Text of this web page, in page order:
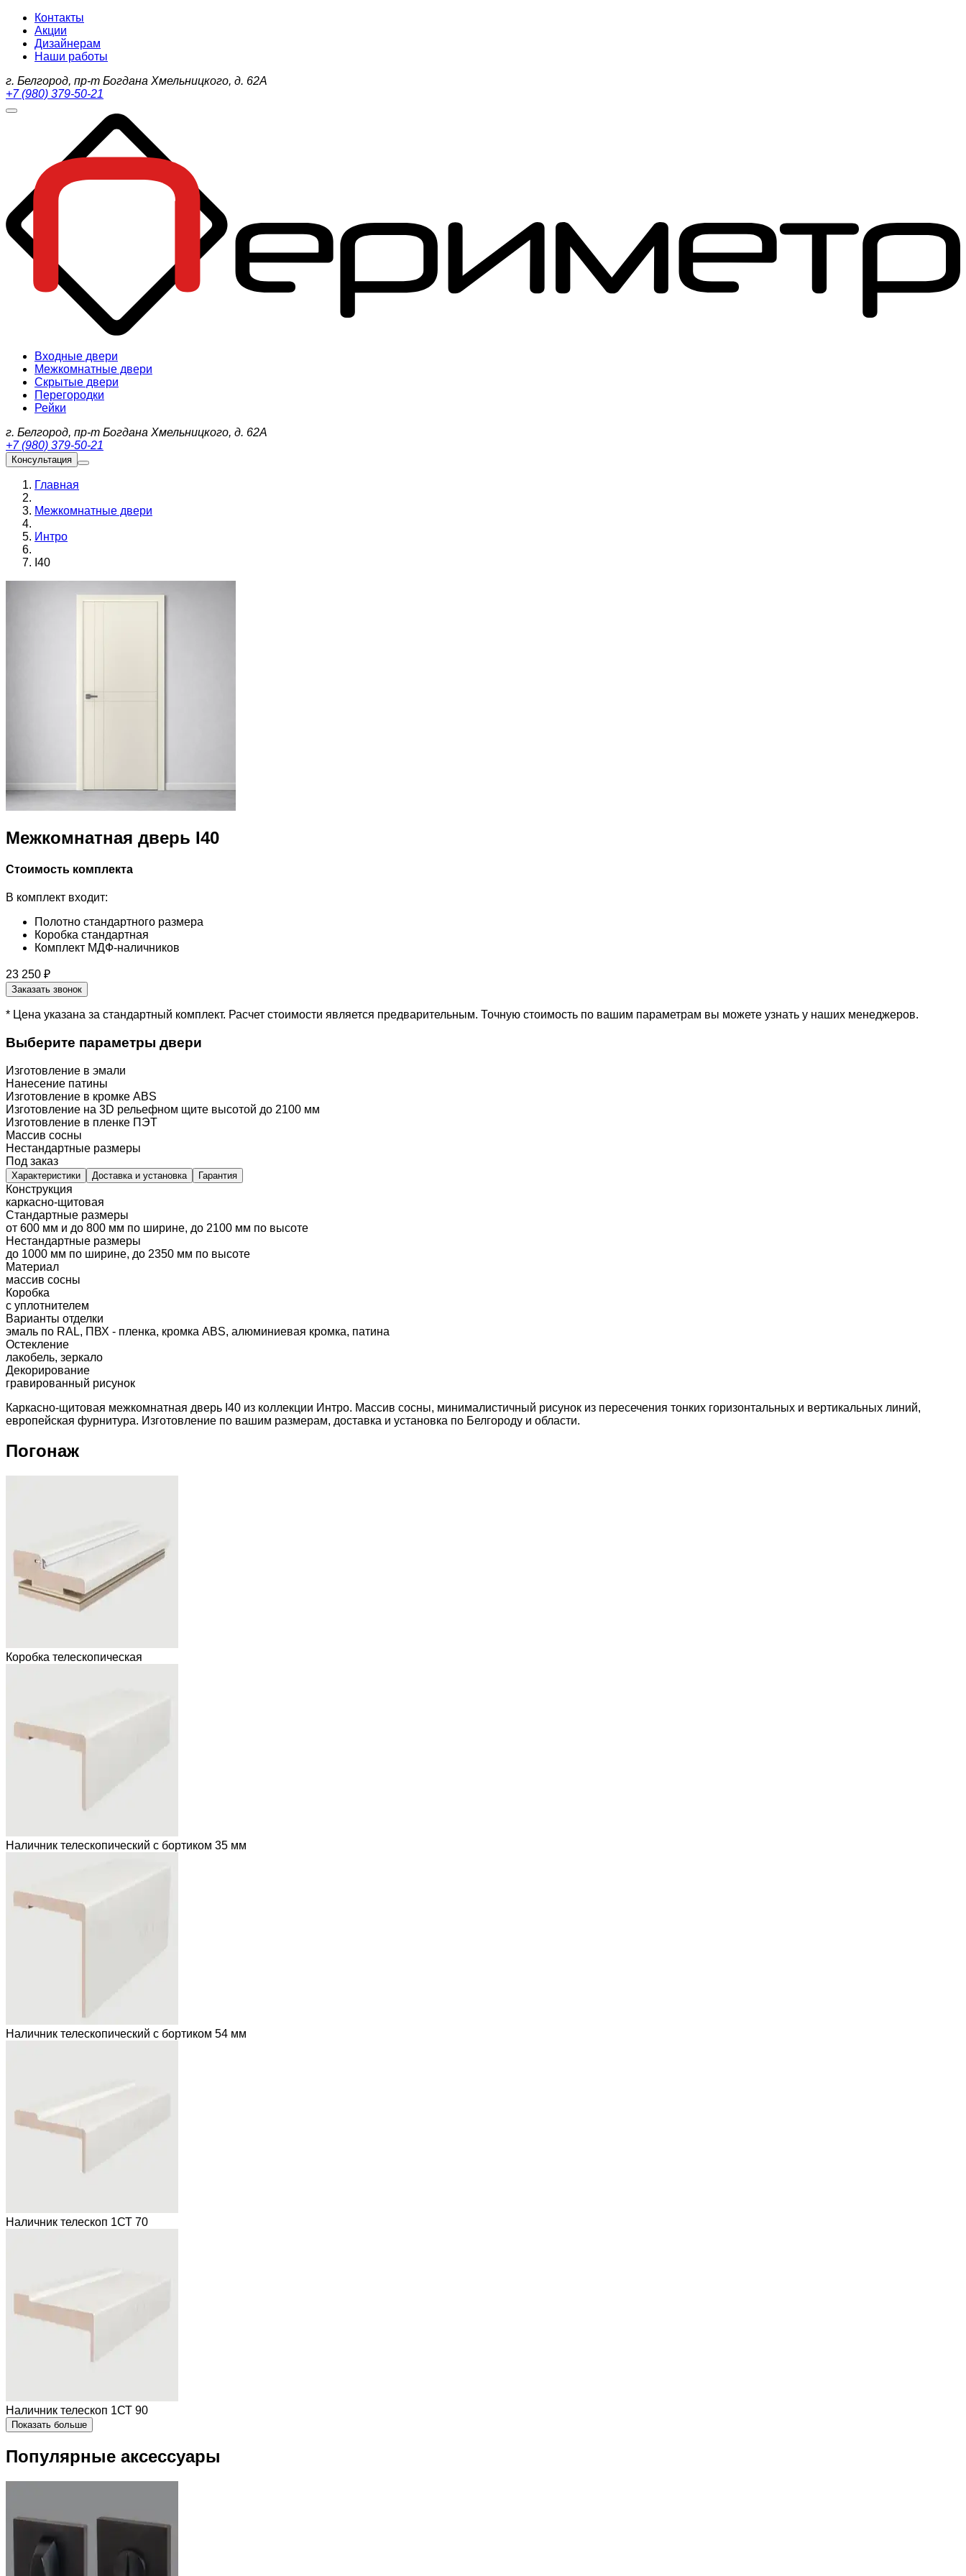
Контакты
Акции
Дизайнерам
Наши работы
г. Белгород, пр-т Богдана Хмельницкого, д. 62А
+7 (980) 379-50-21
Входные двери
Межкомнатные двери
Скрытые двери
Перегородки
Рейки
г. Белгород, пр-т Богдана Хмельницкого, д. 62А
+7 (980) 379-50-21
Консультация
Главная
Межкомнатные двери
Интро
I40
Межкомнатная дверь I40
Стоимость комплекта
В комплект входит:
Полотно стандартного размера
Коробка стандартная
Комплект МДФ-наличников
23 250 ₽
Заказать звонок
* Цена указана за стандартный комплект. Расчет стоимости является предварительным. Точную стоимость по вашим параметрам вы можете узнать у наших менеджеров.
Выберите параметры двери
Изготовление в эмали
Нанесение патины
Изготовление в кромке ABS
Изготовление на 3D рельефном щите высотой до 2100 мм
Изготовление в пленке ПЭТ
Массив сосны
Нестандартные размеры
Под заказ
Характеристики Доставка и установка Гарантия
Конструкция
каркасно-щитовая
Стандартные размеры
от 600 мм и до 800 мм по ширине, до 2100 мм по высоте
Нестандартные размеры
до 1000 мм по ширине, до 2350 мм по высоте
Материал
массив сосны
Коробка
с уплотнителем
Варианты отделки
эмаль по RAL, ПВХ - пленка, кромка ABS, алюминиевая кромка, патина
Остекление
лакобель, зеркало
Декорирование
гравированный рисунок
Каркасно-щитовая межкомнатная дверь I40 из коллекции Интро. Массив сосны, минималистичный рисунок из пересечения тонких горизонтальных и вертикальных линий,
европейская фурнитура. Изготовление по вашим размерам, доставка и установка по Белгороду и области.
Погонаж
Коробка телескопическая
Наличник телескопический с бортиком 35 мм
Наличник телескопический с бортиком 54 мм
Наличник телескоп 1СТ 70
Наличник телескоп 1СТ 90
Показать больше
Популярные аксессуары